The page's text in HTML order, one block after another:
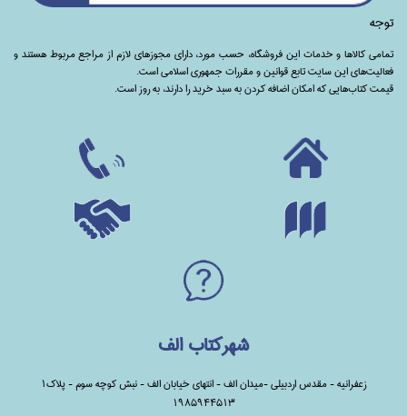
توجه
تمامی‌ کالاها و خدمات این فروشگاه، حسب مورد،‌ دارای مجوزهای لازم از مراجع مربوط هستند ‌و‌‌
فعالیت‌های این سایت تابع قوانین و مقررات جمهوری اسلامی است.
قیمت کتاب‌هایی که امکان اضافه کردن به سبد خرید را دارند،‌ به روز است.
شهرکتاب الف
زعفرانیه - مقدس اردبیلی -میدان الف - انتهای خیابان الف - نبش کوچه سوم - پلاک1
1985944513